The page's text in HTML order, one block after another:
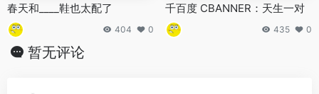
春天和____鞋也太配了
404 0
千百度 CBANNER：天生一对
435 0
暂无评论